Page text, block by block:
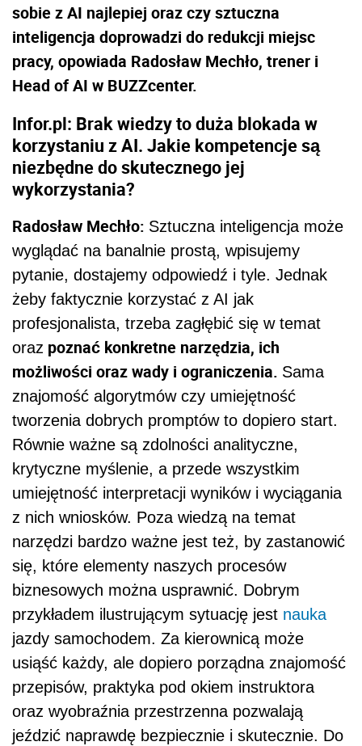
sobie z AI najlepiej oraz czy sztuczna
inteligencja doprowadzi do redukcji miejsc
pracy, opowiada Radosław Mechło, trener i
Head of AI w BUZZcenter.
Infor.pl: Brak wiedzy to duża blokada w
korzystaniu z AI. Jakie kompetencje są
niezbędne do skutecznego jej
wykorzystania?
Radosław Mechło: Sztuczna inteligencja może
wyglądać na banalnie prostą, wpisujemy
pytanie, dostajemy odpowiedź i tyle. Jednak
żeby faktycznie korzystać z AI jak
profesjonalista, trzeba zagłębić się w temat
oraz poznać konkretne narzędzia, ich
możliwości oraz wady i ograniczenia. Sama
znajomość algorytmów czy umiejętność
tworzenia dobrych promptów to dopiero start.
Równie ważne są zdolności analityczne,
krytyczne myślenie, a przede wszystkim
umiejętność interpretacji wyników i wyciągania
z nich wniosków. Poza wiedzą na temat
narzędzi bardzo ważne jest też, by zastanowić
się, które elementy naszych procesów
biznesowych można usprawnić. Dobrym
przykładem ilustrującym sytuację jest nauka
jazdy samochodem. Za kierownicą może
usiąść każdy, ale dopiero porządna znajomość
przepisów, praktyka pod okiem instruktora
oraz wyobraźnia przestrzenna pozwalają
jeździć naprawdę bezpiecznie i skutecznie. Do